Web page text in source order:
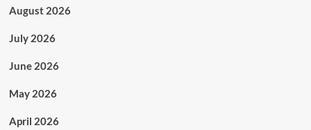
August 2026
July 2026
June 2026
May 2026
April 2026